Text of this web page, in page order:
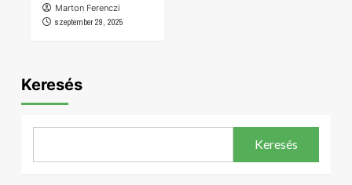
Marton Ferenczi
szeptember 29, 2025
Keresés
Keresés